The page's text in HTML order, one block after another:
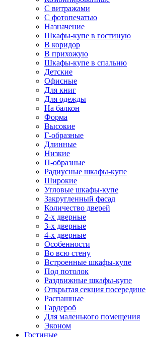
С витражами
С фотопечатью
Назначение
Шкафы-купе в гостиную
В коридор
В прихожую
Шкафы-купе в спальню
Детские
Офисные
Для книг
Для одежды
На балкон
Форма
Высокие
Г-образные
Длинные
Низкие
П-образные
Радиусные шкафы-купе
Широкие
Угловые шкафы-купе
Закругленный фасад
Количество дверей
2-х дверные
3-х дверные
4-х дверные
Особенности
Во всю стену
Встроенные шкафы-купе
Под потолок
Раздвижные шкафы-купе
Открытая секция посередине
Распашные
Гардероб
Для маленького помещения
Эконом
Гостиные